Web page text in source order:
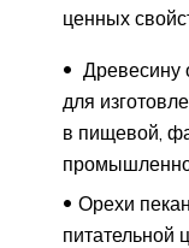
ценных
Древесину
для
в пищевой,
Орехи
питательной